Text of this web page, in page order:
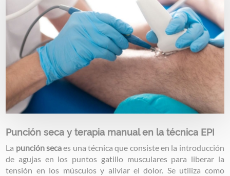
Punción seca y terapia manual en la técnica EPI
La punción secaes una técnica que consiste en la introducción
de agujas en los puntos gatillo musculares para liberar la
tensión en los músculos y aliviar el dolor. Se utiliza como